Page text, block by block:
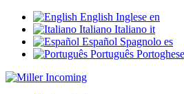
English Inglese en
Italiano Italiano it
Español Spagnolo es
Português